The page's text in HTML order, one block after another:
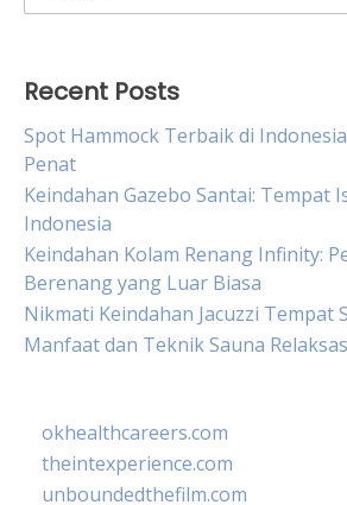
for:
Recent Posts
Spot Hammock Terbaik di
Penat
Keindahan Gazebo Santai: Tempat
Indonesia
Keindahan Kolam Renang Infinity:
Berenang yang Luar Biasa
Nikmati Keindahan Jacuzzi Tempat
Manfaat dan Teknik Sauna
okhealthcareers.com
theintexperience.com
unboundedthefilm.com